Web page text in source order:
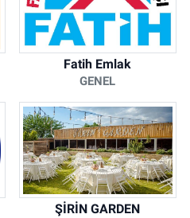
Fatih Emlak
GENEL
ŞİRİN GARDEN